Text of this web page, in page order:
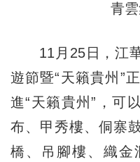
青雲
11月25日，江華
遊節暨“天籟貴州”
進“天籟貴州”，可
布、甲秀樓、侗寨
橋、吊腳樓、織金